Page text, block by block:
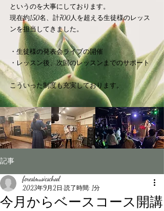
​というのを大事にしております。
現在約150名、計700人を超える生徒様のレッス
ンを担当してきました。
​・生徒様の発表会ライブの開催
・レッスン後、次回のレッスンまでのサポート
​こういった制度も充実しております。
記事
今月からベースコース開講
forestmusicschool
2023年9月2日 読了時間: 1分